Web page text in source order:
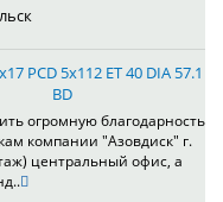
PCD 5x112 ET 40 DIA 57.1
BD
огромную благодарность
компании "Азовдиск" г.
центральный офис, а